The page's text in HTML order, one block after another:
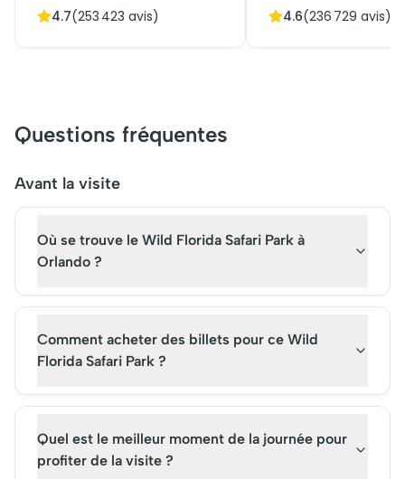
inaugurée en 1971. Ce
innovantes et ses paysages
naturels luxuriants.
offrir une expérience
du tourisme mondial. Pour
vivre cette magie, les billets
incontournables.
4.7(253 423 avis)
révolutionnant le
Les billets pour la
de son statut culturel
4.6(236 729 avis)
Questions fréquentes
Avant la visite
Où se trouve le Wild Florida Safari Park à
Orlando ?
Comment acheter des billets pour ce Wild
Florida Safari Park ?
Quel est le meilleur moment de la journée pour
profiter de la visite ?